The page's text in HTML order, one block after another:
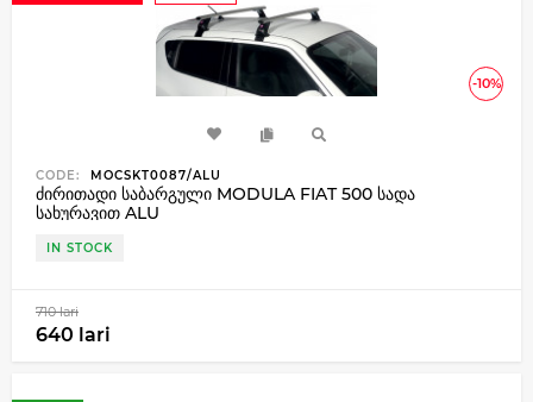
-10%
CODE: MOCSKT0087/ALU
ძირითადი საბარგული MODULA FIAT 500 სადა
სახურავით ALU
IN STOCK
710 lari
640 lari